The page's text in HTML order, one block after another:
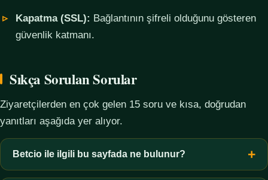
Kapatma (SSL): Bağlantının şifreli olduğunu gösteren
güvenlik katmanı.
Sıkça Sorulan Sorular
Ziyaretçilerden en çok gelen 15 soru ve kısa, doğrudan
yanıtları aşağıda yer alıyor.
Betcio ile ilgili bu sayfada ne bulunur?
Bu sayfada yalnızca kavramsal bilgi, terim açıklamaları, veri